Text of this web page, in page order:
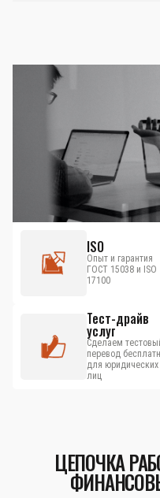
ISO
Опыт и гарантия
ГОСТ 15038 и ISO
17100
Тест-драйв
услуг
Сделаем
перевод
для юридических
лиц
ЦЕПОЧКА